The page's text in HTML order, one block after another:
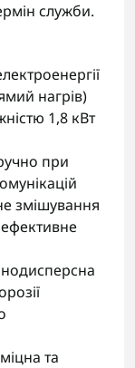
служби.
нагрів)
1,8 кВт
при
змішування
та